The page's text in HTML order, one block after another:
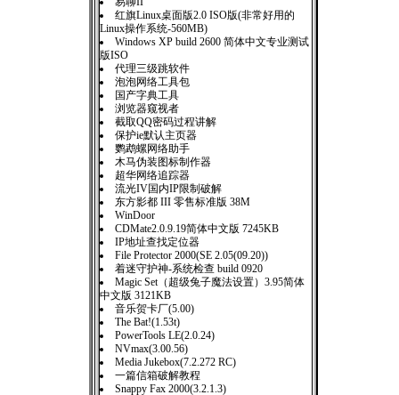
红旗Linux桌面版2.0 ISO版(非常好用的
Linux操作系统-560MB)
Windows XP build 2600 简体中文专业测试
版ISO
代理三级跳软件
泡泡网络工具包
国产字典工具
浏览器窥视者
截取QQ密码过程讲解
保护ie默认主页器
鹦鹉螺网络助手
木马伪装图标制作器
超华网络追踪器
流光IV国内IP限制破解
东方影都 III 零售标准版 38M
WinDoor
CDMate2.0.9.19简体中文版 7245KB
IP地址查找定位器
File Protector 2000(SE 2.05(09.20))
着迷守护神-系统检查 build 0920
Magic Set（超级兔子魔法设置）3.95简体
中文版 3121KB
音乐贺卡厂(5.00)
The Bat!(1.53t)
PowerTools LE(2.0.24)
NVmax(3.00.56)
Media Jukebox(7.2.272 RC)
一篇信箱破解教程
Snappy Fax 2000(3.2.1.3)